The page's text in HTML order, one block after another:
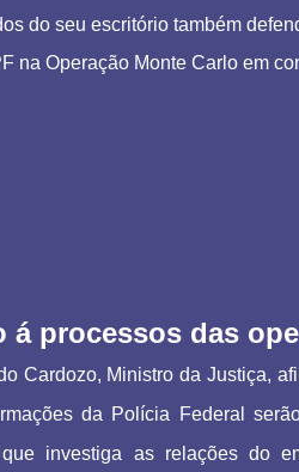
do seu escritório também
na Operação Monte Carlo em
processos das
Cardozo, Ministro da Justiça,
da Polícia Federal
que investiga as relações do